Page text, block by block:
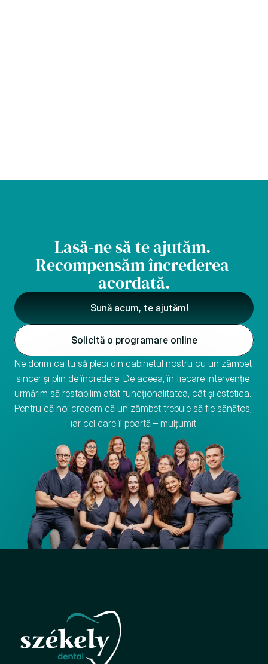
Lasă-ne să te ajutăm.
Recompensăm încrederea
acordată.
Sună acum, te ajutăm!
Solicită o programare online
Ne dorim ca tu să pleci din cabinetul nostru cu un zâmbet
sincer și plin de încredere. De aceea, în fiecare intervenție
urmărim să restabilim atât funcționalitatea, cât și estetica.
Pentru că noi credem că un zâmbet trebuie să fie sănătos,
iar cel care îl poartă – mulțumit.